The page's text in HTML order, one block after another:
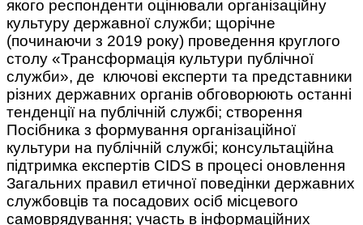
якого респонденти оцінювали організаційну
культуру державної служби; щорічне
(починаючи з 2019 року) проведення круглого
столу «Трансформація культури публічної
служби», де ключові експерти та представники
різних державних органів обговорюють останні
тенденції на публічній службі; створення
Посібника з формування організаційної
культури на публічній службі; консультаційна
підтримка експертів CIDS в процесі оновлення
Загальних правил етичної поведінки державних
службовців та посадових осіб місцевого
самоврядування; участь в інформаційних